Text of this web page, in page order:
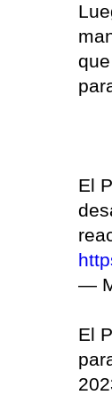
El
—
El